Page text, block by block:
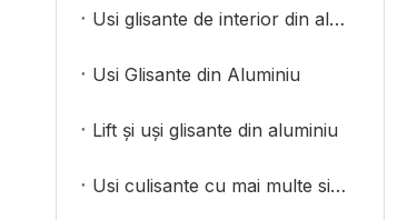
Usi glisante de interior din aluminiu
Usi Glisante din Aluminiu
Lift și uși glisante din aluminiu
Usi culisante cu mai multe sinele